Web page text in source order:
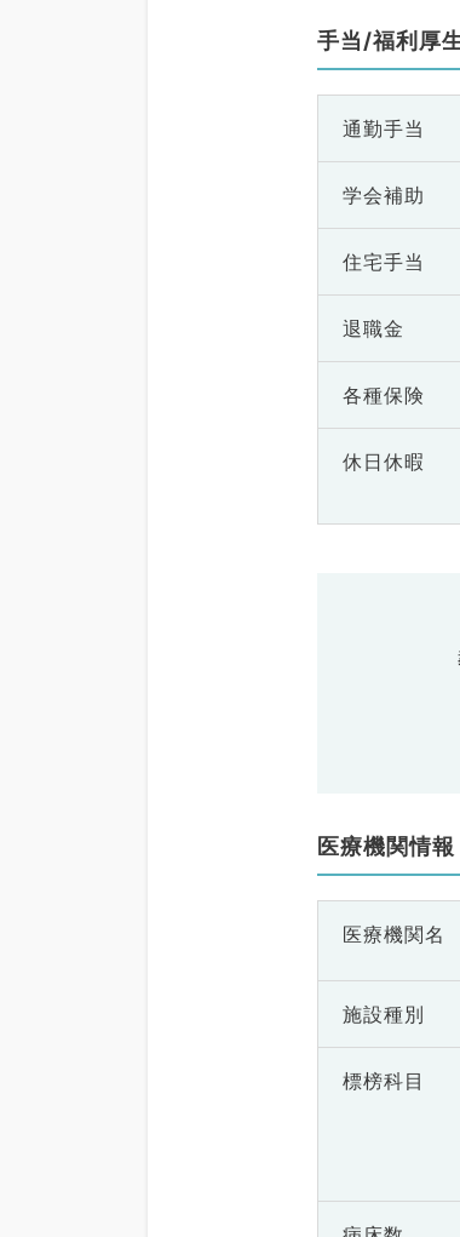
手当/福利厚
通勤手当
学会補助
住宅手当
退職金
各種保険
休日休暇
医療機関情報
医療機関名
施設種別
標榜科目